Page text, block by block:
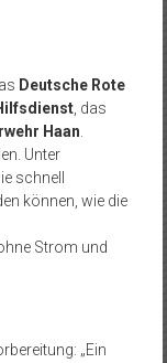
Deutsche Rote
, das
Haan.
Unter
schnell
können, wie die
Strom und
„Ein